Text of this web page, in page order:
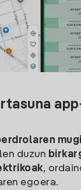
duzun
,
egoera.